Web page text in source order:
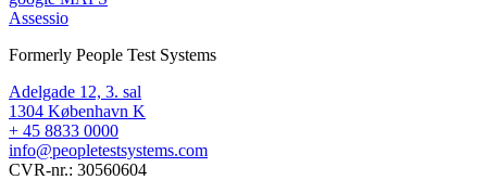
Assessio
Formerly People Test Systems
Adelgade 12, 3. sal
1304 København K
+ 45 8833 0000
info@peopletestsystems.com
CVR-nr.: 30560604